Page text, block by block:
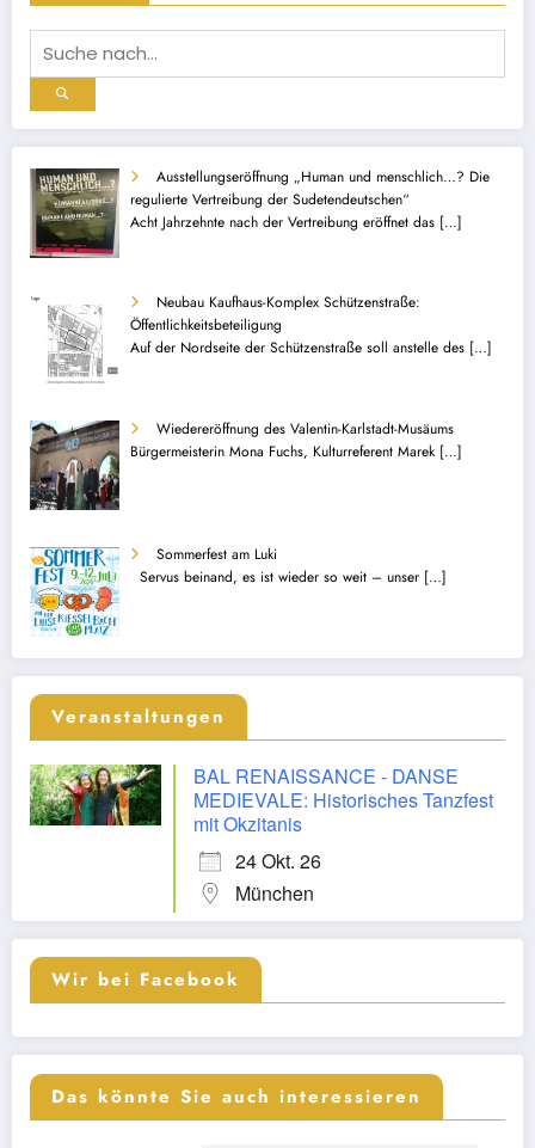
Ausstellungseröffnung „Human und menschlich…? Die
regulierte Vertreibung der Sudetendeutschen“
Acht Jahrzehnte nach der Vertreibung eröffnet das […]
Neubau Kaufhaus-Komplex Schützenstraße:
Öffentlichkeitsbeteiligung
Auf der Nordseite der Schützenstraße soll anstelle des […]
Wiedereröffnung des Valentin-Karlstadt-Musäums
Bürgermeisterin Mona Fuchs, Kulturreferent Marek […]
Sommerfest am Luki
Servus beinand, es ist wieder so weit – unser […]
Veranstaltungen
BAL RENAISSANCE - DANSE
MEDIEVALE: Historisches Tanzfest
mit Okzitanis
24 Okt. 26
München
Wir bei Facebook
Das könnte Sie auch interessieren